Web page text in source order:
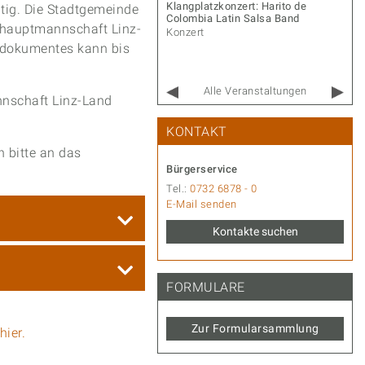
Die Stadtgemeinde
Linz-
kann bis
Linz-Land
bitte an das
hier.
Gernot – Songs & Stories
Klangplatzkonzert: Harito de
Colombia Latin Salsa Band
Konzert
Alle Veranstaltungen
KONTAKT
Bürgerservice
Tel.: 0732 6878 - 0
E-Mail senden
Kontakte suchen
FORMULARE
Zur Formularsammlung